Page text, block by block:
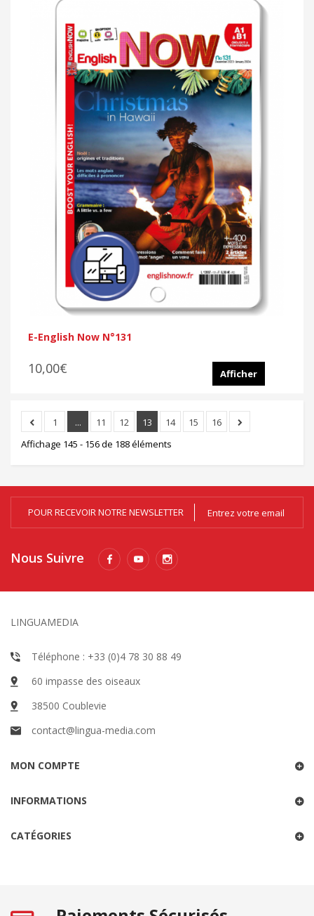
E-English Now N°131
10,00€ Afficher
1 ... 11 12 13 14 15
16
Affichage 145 - 156 de 188 éléments
POUR RECEVOIR NOTRE NEWSLETTER
Nous Suivre
LINGUAMEDIA
Téléphone : +33 (0)4 78 30 88 49
60 impasse des oiseaux
38500 Coublevie
contact@lingua-media.com
MON COMPTE
INFORMATIONS
CATÉGORIES